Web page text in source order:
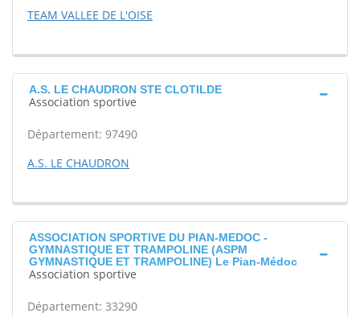
TEAM VALLEE DE L'OISE
A.S. LE CHAUDRON STE CLOTILDE
Association sportive
Département: 97490
A.S. LE CHAUDRON
ASSOCIATION SPORTIVE DU PIAN-MEDOC -
GYMNASTIQUE ET TRAMPOLINE (ASPM
GYMNASTIQUE ET TRAMPOLINE) Le Pian-Médoc
Association sportive
Département: 33290